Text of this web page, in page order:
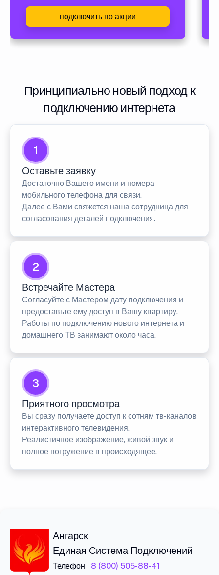
подключить по акции
Принципиально новый подход к
подключению интернета
1
Оставьте заявку
Достаточно Вашего имени и номера
мобильного телефона для связи.
Далее с Вами свяжется наша сотрудница для
согласования деталей подключения.
2
Встречайте Мастера
Согласуйте с Мастером дату подключения и
предоставьте ему доступ в Вашу квартиру.
Работы по подключению нового интернета и
домашнего ТВ занимают около часа.
3
Приятного просмотра
Вы сразу получаете доступ к сотням тв-каналов
интерактивного телевидения.
Реалистичное изображение, живой звук и
полное погружение в происходящее.
Ангарск
Единая Система Подключений
Телефон : 8 (800) 505-88-41